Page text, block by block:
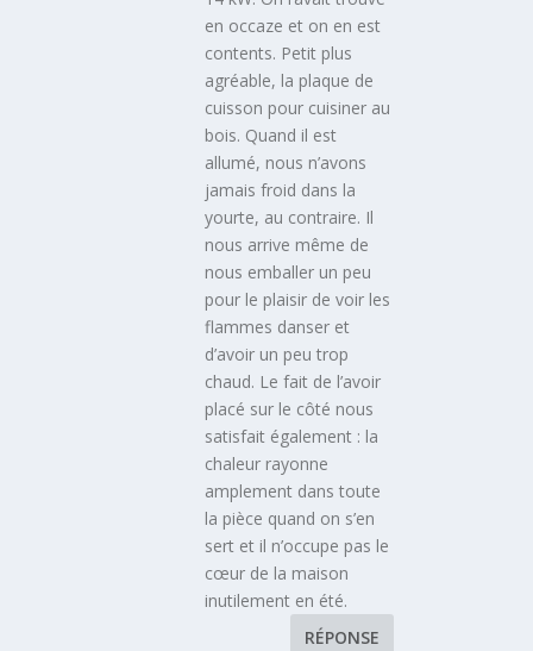
en occaze et on en est
contents. Petit plus
agréable, la plaque de
cuisson pour cuisiner au
bois. Quand il est
allumé, nous n’avons
jamais froid dans la
yourte, au contraire. Il
nous arrive même de
nous emballer un peu
pour le plaisir de voir les
flammes danser et
d’avoir un peu trop
chaud. Le fait de l’avoir
placé sur le côté nous
satisfait également : la
chaleur rayonne
amplement dans toute
la pièce quand on s’en
sert et il n’occupe pas le
cœur de la maison
inutilement en été.
RÉPONSE